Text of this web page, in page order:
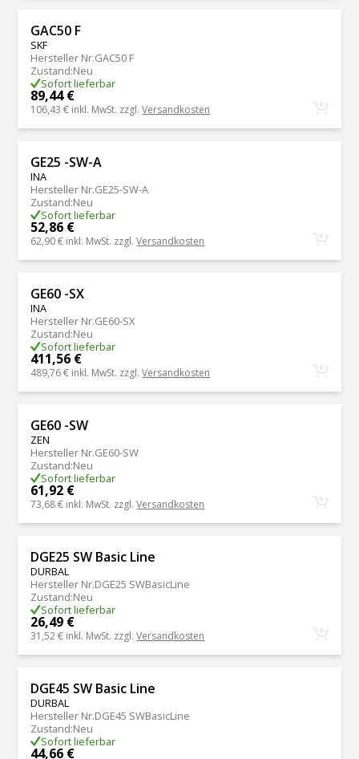
GAC50 F
SKF
Hersteller Nr.GAC50 F
Zustand:Neu
Sofort lieferbar
89,44 €
106,43 € inkl. MwSt. zzgl.Versandkosten
GE25 -SW-A
INA
Hersteller Nr.GE25-SW-A
Zustand:Neu
Sofort lieferbar
52,86 €
62,90 € inkl. MwSt. zzgl.Versandkosten
GE60 -SX
INA
Hersteller Nr.GE60-SX
Zustand:Neu
Sofort lieferbar
411,56 €
489,76 € inkl. MwSt. zzgl.Versandkosten
GE60 -SW
ZEN
Hersteller Nr.GE60-SW
Zustand:Neu
Sofort lieferbar
61,92 €
73,68 € inkl. MwSt. zzgl.Versandkosten
DGE25 SW Basic Line
DURBAL
Hersteller Nr.DGE25 SWBasicLine
Zustand:Neu
Sofort lieferbar
26,49 €
31,52 € inkl. MwSt. zzgl.Versandkosten
DGE45 SW Basic Line
DURBAL
Hersteller Nr.DGE45 SWBasicLine
Zustand:Neu
Sofort lieferbar
44,66 €